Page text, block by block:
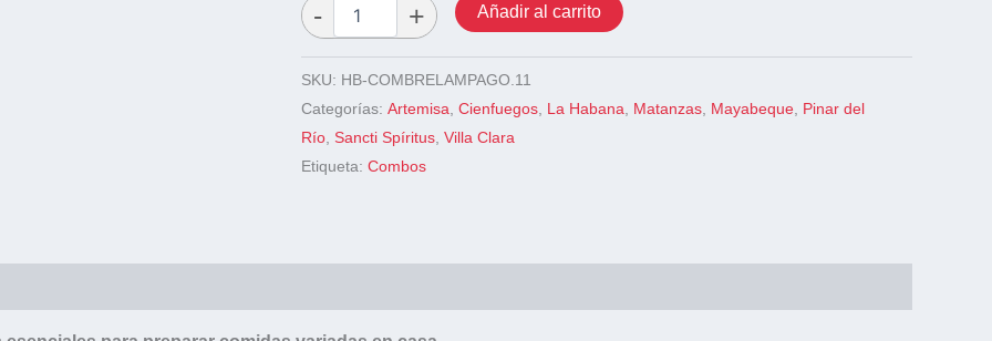
Añadir al carrito
SKU: HB-COMBRELAMPAGO.11
Categorías: Artemisa Cienfuegos La Habana Matanzas Mayabeque Pinar del
Río Sancti Spíritus Villa Clara
Etiqueta: Combos